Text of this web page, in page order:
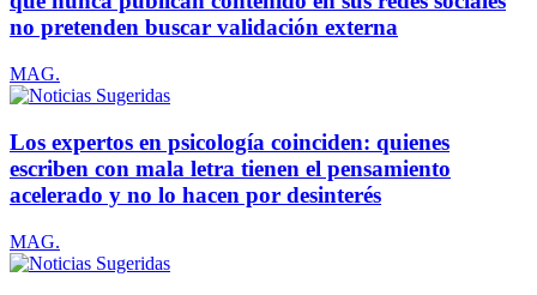
no pretenden buscar validación externa
MAG.
Los expertos en psicología coinciden: quienes
escriben con mala letra tienen el pensamiento
acelerado y no lo hacen por desinterés
MAG.